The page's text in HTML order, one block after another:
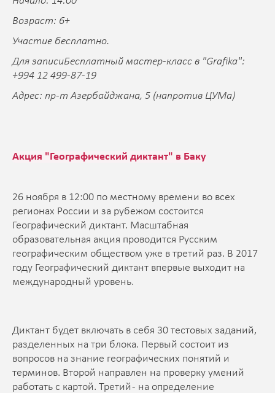
Возраст: 6+
Участие бесплатно.
Для записиБесплатный мастер-класс в "Grafika":
+994 12 499-87-19
Адрес: пр-т Азербайджана, 5 (напротив ЦУМа)
Акция "Географический диктант" в Баку
26 ноября в 12:00 по местному времени во всех
регионах России и за рубежом состоится
Географический диктант. Масштабная
образовательная акция проводится Русским
географическим обществом уже в третий раз. В 2017
году Географический диктант впервые выходит на
международный уровень.
Диктант будет включать в себя 30 тестовых заданий,
разделенных на три блока. Первый состоит из
вопросов на знание географических понятий и
терминов. Второй направлен на проверку умений
работать с картой. Третий - на определение